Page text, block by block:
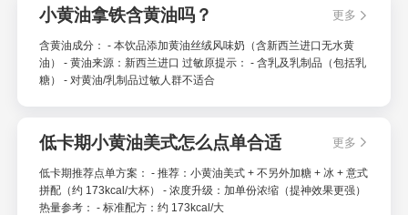
小黄油拿铁含黄油吗？ 更多
含黄油成分： - 本饮品添加黄油丝绒风味奶（含新西兰进口无水黄
油） - 黄油来源：新西兰进口 过敏原提示： - 含乳及乳制品（包括乳
糖） - 对黄油/乳制品过敏人群不适合
低卡期小黄油美式怎么点单合适 更多
低卡期推荐点单方案： - 推荐：小黄油美式 + 不另外加糖 + 冰 + 意式
拼配（约 173kcal/大杯） - 浓度升级：加单份浓缩（提神效果更强）
热量参考： - 标准配方：约 173kcal/大